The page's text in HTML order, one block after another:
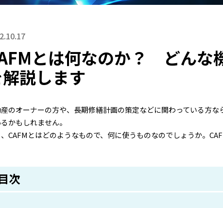
とは何なのか？ どんな
説します
のオーナーの方や、長期修繕計画の策定などに関わっている方
かもしれません。
CAFMとはどのようなもので、何に使うものなのでしょうか。
次